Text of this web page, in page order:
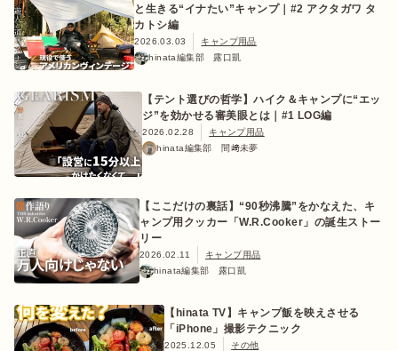
と生きる“イナたい”キャンプ｜#2 アクタガワ タ
カトシ編
2026.03.03
キャンプ用品
hinata編集部 露口凱
【テント選びの哲学】ハイク＆キャンプに“エッ
ジ”を効かせる審美眼とは｜#1 LOG編
2026.02.28
キャンプ用品
hinata編集部 間﨑未夢
【ここだけの裏話】“90秒沸騰”をかなえた、キ
ャンプ用クッカー「W.R.Cooker」の誕生ストー
リー
2026.02.11
キャンプ用品
hinata編集部 露口凱
【hinata TV】キャンプ飯を映えさせる
「iPhone」撮影テクニック
2025.12.05
その他
公式オンラインストア
おすすめ特集
キャンプ用品
キャンプ場